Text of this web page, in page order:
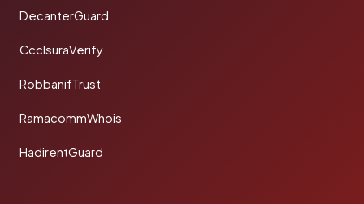
DecanterGuard
CcclsuraVerify
RobbanifTrust
RamacommWhois
HadirentGuard